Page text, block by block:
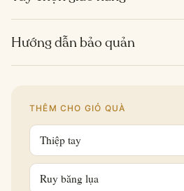
Hướng dẫn bảo quản
THÊM CHO GIỎ QUÀ
Thiệp tay
Ruy băng lụa